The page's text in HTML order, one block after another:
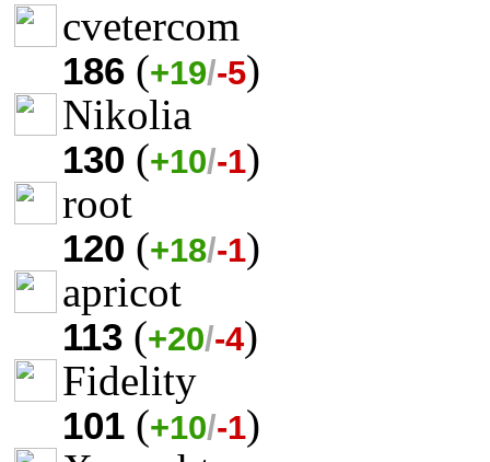
cvetercom
186 (+19/-5)
Nikolia
130 (+10/-1)
root
120 (+18/-1)
apricot
113 (+20/-4)
Fidelity
101 (+10/-1)